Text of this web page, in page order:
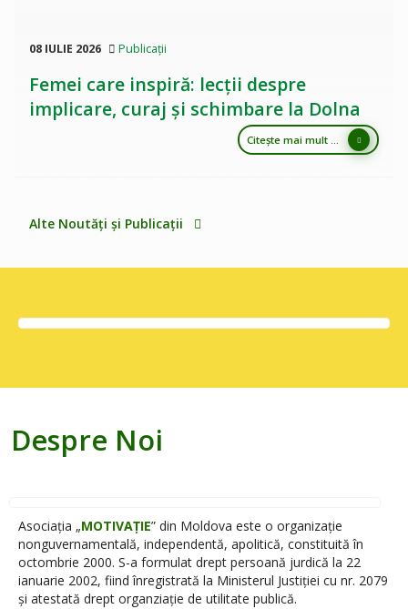
08 IULIE 2026 Publicații
Femei care inspiră: lecții despre
implicare, curaj și schimbare la Dolna
Citește mai mult ...
Alte Noutăți și Publicații
Despre Noi
Asociația „MOTIVAȚIE” din Moldova este o organizație
nonguvernamentală, independentă, apolitică, constituită în
octombrie 2000. S-a formulat drept persoană jurdică la 22
ianuarie 2002, fiind înregistrată la Ministerul Justiției cu nr. 2079
și atestată drept organziație de utilitate publică.